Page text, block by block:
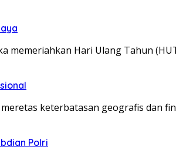
memeriahkan Hari Ulang Tahun
keterbatasan geografis dan
Polri